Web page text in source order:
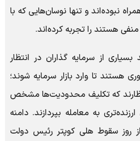
نبوده‌اند و تنها نوسان‌هایی که با
هستند را تجربه کرده‌اند.
از سرمایه گذاران در انتظار
هستند تا وارد بازار سرمایه شوند؛
که تکلیف محدودیت‌ها مشخص
به معامله بپردازند. دامنه
روز سقوط هلی کوپتر رئیس دولت